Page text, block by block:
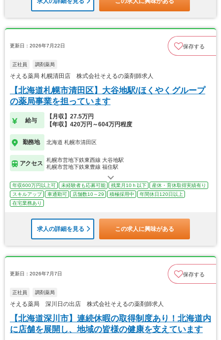
更新日：2026年7月22日 保存する
正社員 調剤薬局
そえる薬局 札幌清田店 株式会社そえるの薬剤師求人
【北海道札幌市清田区】大谷地駅/ほくやくグループ
の薬局事業を担っています
給与
【月収】27.5万円
【年収】420万円～604万円程度
勤務地 北海道 札幌市清田区
アクセス
札幌市営地下鉄東西線 大谷地駅
札幌市営地下鉄東豊線 福住駅
年収600万円以上可 未経験者も応募可能 残業月10ｈ以下
産休・育休取得実績有り
スキルアップ
車通勤可 店舗数10～29 積極採用中
年間休日120日以上
在宅業務あり
求人の詳細を見る この求人に興味がある
更新日：2026年7月7日 保存する
正社員 調剤薬局
そえる薬局 深川日の出店 株式会社そえるの薬剤師求人
【北海道深川市】連続休暇の取得制度あり！北海道内
に店舗を展開し、地域の皆様の健康を支えています